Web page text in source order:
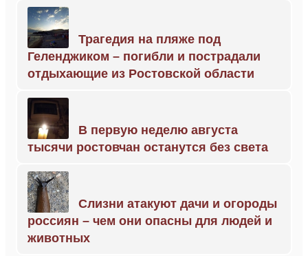
Трагедия на пляже под
Геленджиком – погибли и пострадали
отдыхающие из Ростовской области
В первую неделю августа
тысячи ростовчан останутся без света
Слизни атакуют дачи и огороды
россиян – чем они опасны для людей и
животных